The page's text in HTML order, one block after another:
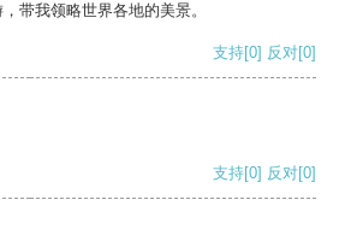
带我领略世界各地的美景。
支持[0] 反对[0]
支持[0] 反对[0]